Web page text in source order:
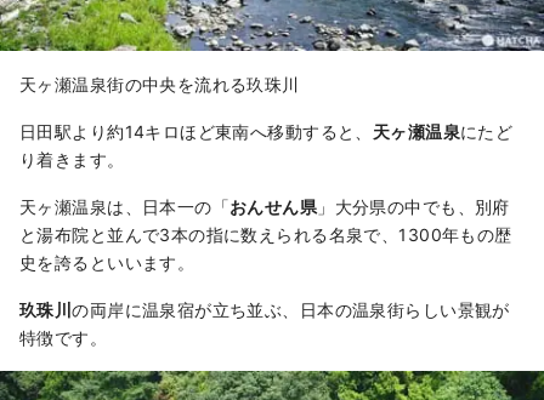
天ヶ瀬温泉街の中央を流れる玖珠川
日田駅より約14キロほど東南へ移動すると、 天ヶ瀬温泉にたど
り着きます。
天ヶ瀬温泉は、日本一の「おんせん県 」大分県の中でも、別府
と湯布院と並んで3本の指に数えられる名泉で、1300年もの歴
史を誇るといいます。
玖珠川の両岸に温泉宿が立ち並ぶ、日本の温泉街らしい景観が
特徴です。